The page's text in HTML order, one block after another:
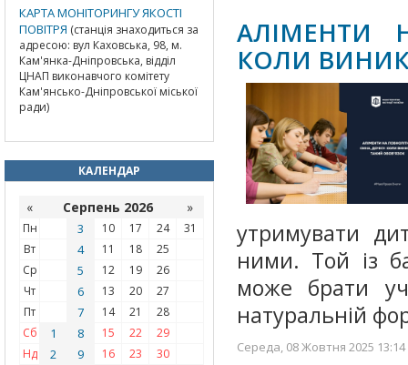
КАРТА МОНІТОРИНГУ ЯКОСТІ
ПОВІТРЯ (станція знаходиться за
адресою: вул Каховська, 98, м.
Кам'янка-Дніпровська, відділ
ЦНАП виконавчого комітету
Кам'янсько-Дніпровської міської
ради)
КАЛЕНДАР
« Серпень 2026 »
Пн 3 10 17 24
31
Вт
4 11 18
25
Ср
5 12 19
26
Чт
6 13 20
27
Пт
7 14 21
28
Сб
1 8 15 22
29
Нд
2 9 16 23 30
АЛІМЕНТИ
КОЛИ
утримувати
ними. Той із
може брати
натуральній
Середа, 08 Жовтня 2025